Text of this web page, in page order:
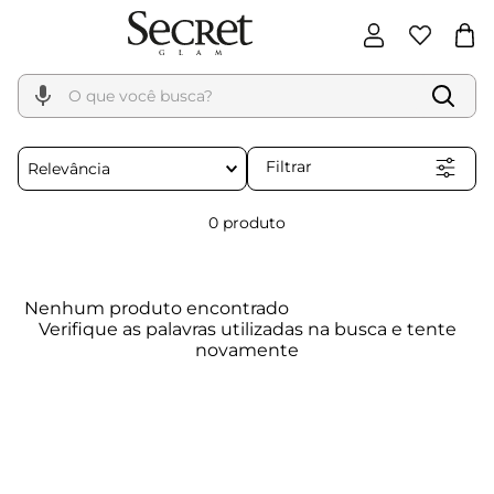
O que você busca?
Relevância Filtrar
0 produto
Nenhum produto encontrado